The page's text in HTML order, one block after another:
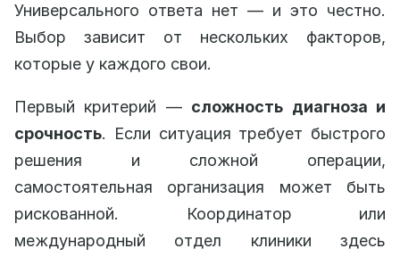
Универсального ответа нет — и это честно.
Выбор зависит от нескольких факторов,
которые у каждого свои.
Первый критерий — сложность диагноза и
срочность. Если ситуация требует быстрого
решения и сложной операции,
самостоятельная организация может быть
рискованной. Координатор или
международный отдел клиники здесь